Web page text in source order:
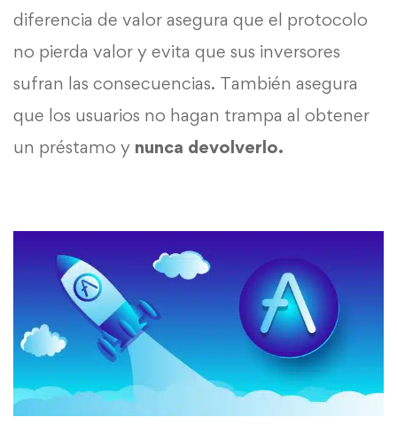
diferencia de valor asegura que el protocolo
no pierda valor y evita que sus inversores
sufran las consecuencias. También asegura
que los usuarios no hagan trampa al obtener
un préstamo y nunca devolverlo.